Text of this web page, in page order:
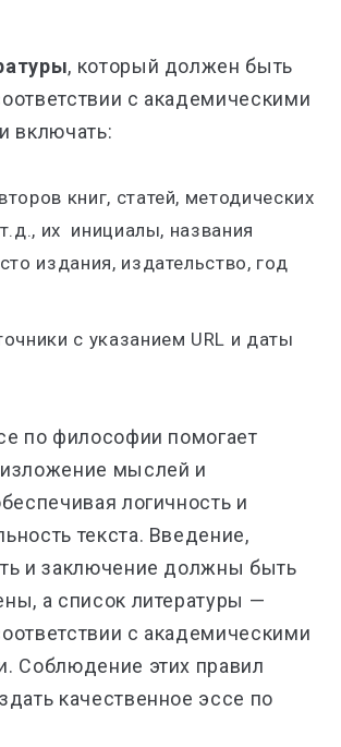
, который должен быть
с академическими
включать:
книг, статей, методических
их инициалы, названия
издания, издательство, год
с указанием URL и даты
по философии помогает
мыслей и
логичность и
текста. Введение,
и заключение должны быть
а список литературы —
с академическими
Соблюдение этих правил
качественное эссе по